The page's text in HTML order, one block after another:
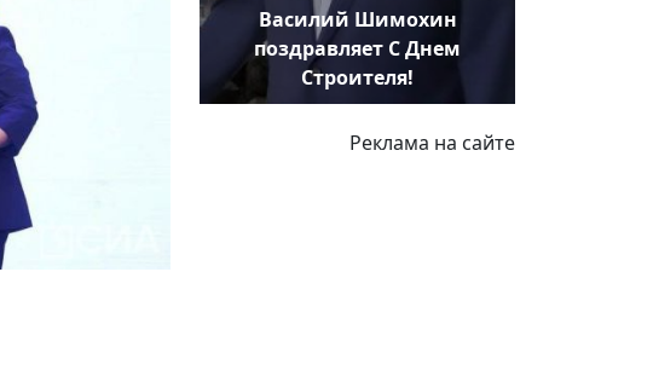
Василий Шимохин
поздравляет С Днем
Строителя!
Реклама на сайте